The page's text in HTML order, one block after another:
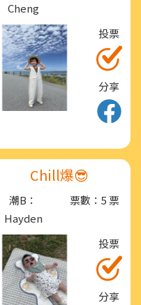
Cheng
投票
分享
Chill爆😎
潮B：
Hayden
票數：5 票
投票
分享